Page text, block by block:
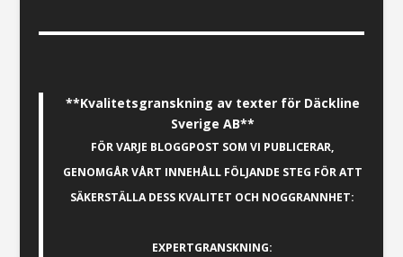
**Kvalitetsgranskning av texter för Däckline
Sverige AB**
FÖR VARJE BLOGGPOST SOM VI PUBLICERAR,
GENOMGÅR VÅRT INNEHÅLL FÖLJANDE STEG FÖR ATT
SÄKERSTÄLLA DESS KVALITET OCH NOGGRANNHET:
EXPERTGRANSKNING: